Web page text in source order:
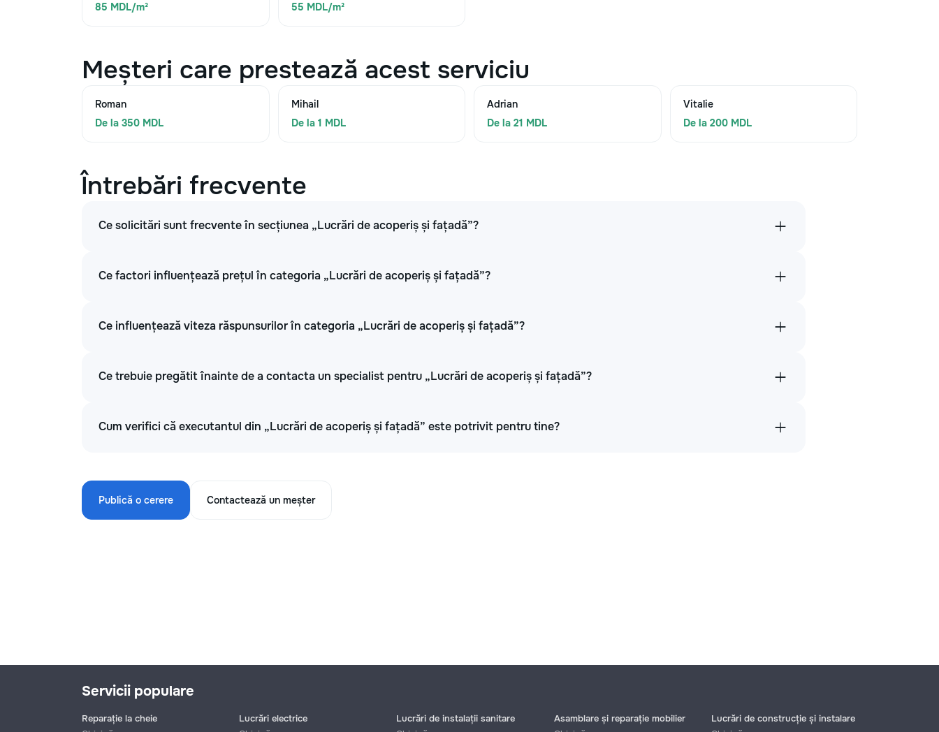
85 MDL/m²
55 MDL/m²
Meșteri care prestează acest serviciu
Roman
De la 350 MDL
Mihail
De la 1 MDL
Adrian
De la 21 MDL
Vitalie
De la 200 MDL
Întrebări frecvente
Ce solicitări sunt frecvente în secțiunea „Lucrări de acoperiș și fațadă”?
Ce factori influențează prețul în categoria „Lucrări de acoperiș și fațadă”?
Ce influențează viteza răspunsurilor în categoria „Lucrări de acoperiș și fațadă”?
Ce trebuie pregătit înainte de a contacta un specialist pentru „Lucrări de acoperiș și fațadă”?
Cum verifici că executantul din „Lucrări de acoperiș și fațadă” este potrivit pentru tine?
Publică o cerere Contactează un meșter
Servicii populare
Reparație la cheie
Lucrări electrice
Lucrări de instalații sanitare
Asamblare și reparație mobilier
Lucrări de construcție și instalare